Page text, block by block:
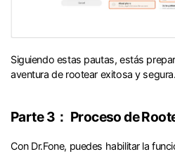
Siguiendo estas pautas, estás
aventura de rootear exitosa y segura.
Parte 3： Proceso de
Con Dr.Fone, puedes habilitar la